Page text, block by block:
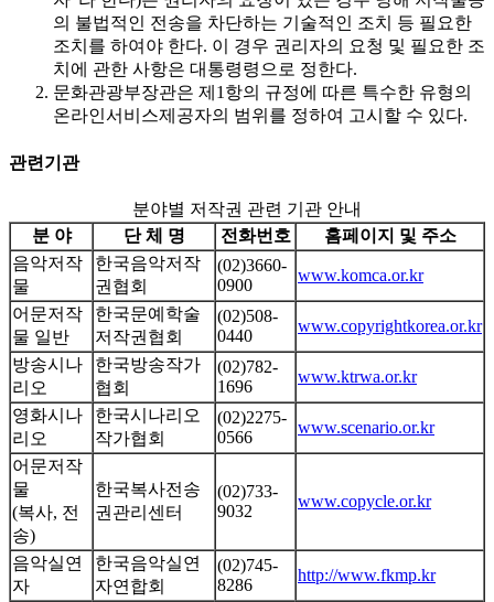
의 불법적인 전송을 차단하는 기술적인 조치 등 필요한
조치를 하여야 한다. 이 경우 권리자의 요청 및 필요한 조
치에 관한 사항은 대통령령으로 정한다.
문화관광부장관은 제1항의 규정에 따른 특수한 유형의
온라인서비스제공자의 범위를 정하여 고시할 수 있다.
관련기관
분야별 저작권 관련 기관 안내
분 야
단 체 명 전화번호
홈페이지 및 주소
음악저작
물
한국음악저작
권협회
(02)3660-
0900
www.komca.or.kr
어문저작
물 일반
한국문예학술
저작권협회
(02)508-
0440
www.copyrightkorea.or.kr
방송시나
리오
한국방송작가
협회
(02)782-
1696
www.ktrwa.or.kr
영화시나
리오
한국시나리오
작가협회
(02)2275-
0566
www.scenario.or.kr
어문저작
물
(복사, 전
송)
한국복사전송
권관리센터
(02)733-
9032
www.copycle.or.kr
음악실연
자
한국음악실연
자연합회
(02)745-
8286
http://www.fkmp.kr